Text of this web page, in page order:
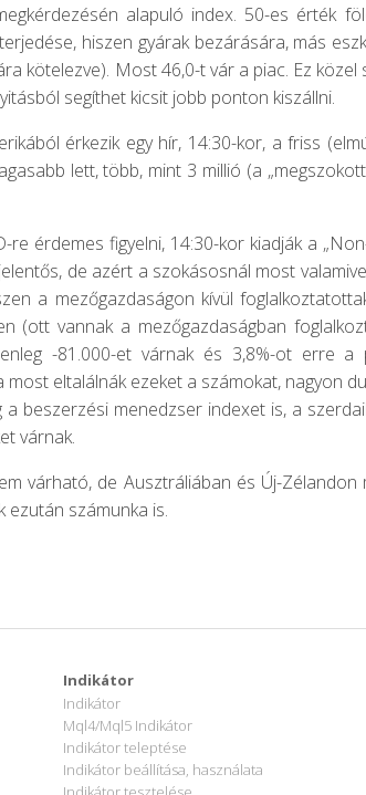
alapuló index. 50-es érték
hiszen gyárak bezárására, más
kötelezve). Most 46,0-t vár a piac. Ez
segíthet kicsit jobb ponton kiszállni.
érkezik egy hír, 14:30-kor, a friss
lett, több, mint 3 millió (a
re érdemes figyelni, 14:30-kor kiadják a
de azért a szokásosnál most
a mezőgazdaságon kívül
(ott vannak a mezőgazdaságban
-81.000-et várnak és 3,8%-ot erre
most eltalálnák ezeket a számokat, nagyon
a beszerzési menedzser indexet is, a
várnak.
várható, de Ausztráliában és Új-
számunka is.
Indikátor
Indikátor
Mql4/Mql5 Indikátor
Indikátor teleptése
Indikátor beállítása, használata